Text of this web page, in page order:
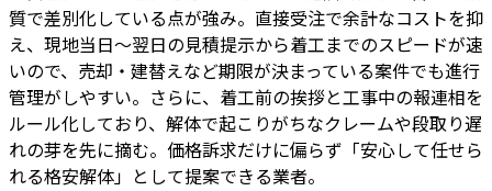
質で差別化している点が強み。直接受注で余計なコストを抑
え、現地当日〜翌日の見積提示から着工までのスピードが速
いので、売却・建替えなど期限が決まっている案件でも進行
管理がしやすい。さらに、着工前の挨拶と工事中の報連相を
ルール化しており、解体で起こりがちなクレームや段取り遅
れの芽を先に摘む。価格訴求だけに偏らず「安心して任せら
れる格安解体」として提案できる業者。